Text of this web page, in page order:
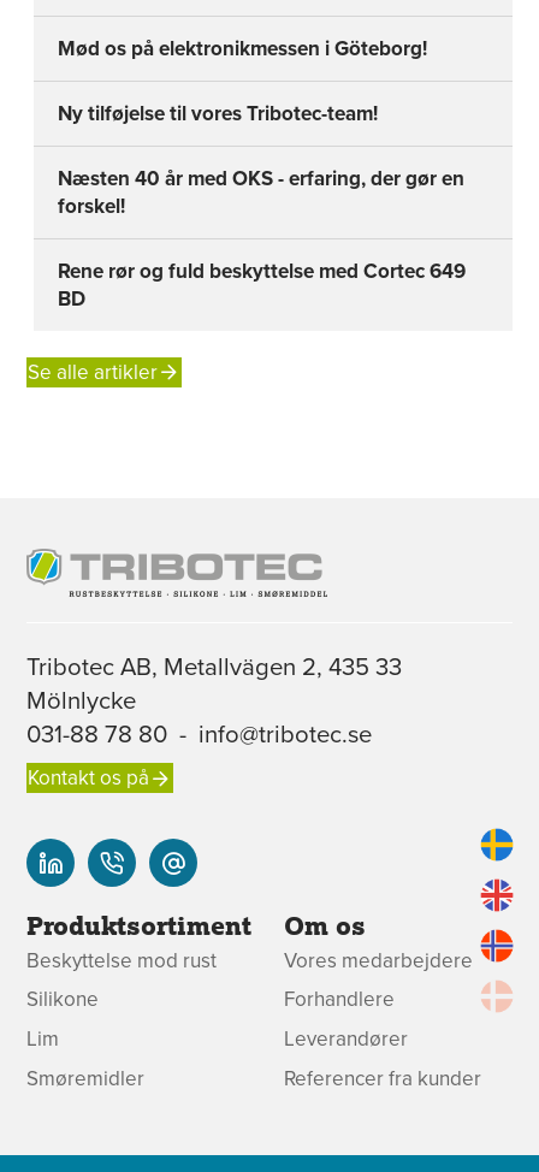
Mød os på elektronikmessen i Göteborg!
Ny tilføjelse til vores Tribotec-team!
Næsten 40 år med OKS - erfaring, der gør en
forskel!
Rene rør og fuld beskyttelse med Cortec 649
BD
Se alle artikler
Tribotec AB, Metallvägen 2, 435 33
Mölnlycke
031-88 78 80 - info@tribotec.se
Kontakt os på
Produktsortiment
Beskyttelse mod rust
Silikone
Lim
Smøremidler
Om os
Vores medarbejdere
Forhandlere
Leverandører
Referencer fra kunder